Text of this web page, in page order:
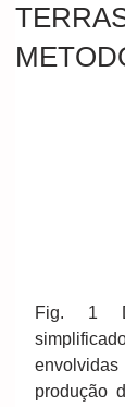
Fig. 1
produção